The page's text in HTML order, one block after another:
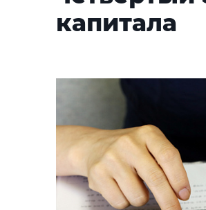
капитала